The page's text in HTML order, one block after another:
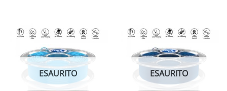
ESAURITO ESAURITO